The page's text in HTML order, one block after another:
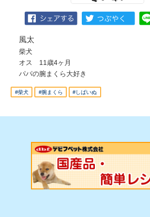
風太
柴犬
オス 11歳4ヶ月
パパの腕まくら大好き
#柴犬 #腕まくら #しばいぬ